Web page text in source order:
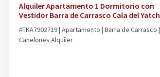
Alquiler Apartamento 1 Dormitorio con
Vestidor Barra de Carrasco Cala del Yatch
#TKA7902719 | Apartamento | Barra de Carrasco |
Canelones Alquiler